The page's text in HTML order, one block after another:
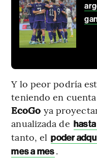
Y lo peor podría
teniendo en
EcoGo ya
anualizada de
tanto, el poder
mes a mes.